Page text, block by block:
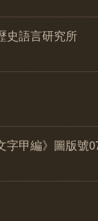
史語言研究所
字甲編》圖版號